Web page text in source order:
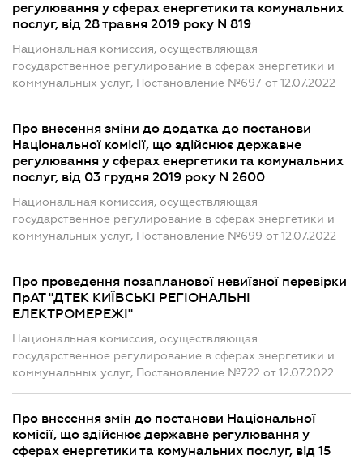
регулювання у сферах енергетики та комунальних
послуг, від 28 травня 2019 року N 819
Национальная комиссия, осуществляющая
государственное регулирование в сферах энергетики и
коммунальных услуг, Постановление №697 от 12.07.2022
Про внесення зміни до додатка до постанови
Національної комісії, що здійснює державне
регулювання у сферах енергетики та комунальних
послуг, від 03 грудня 2019 року N 2600
Национальная комиссия, осуществляющая
государственное регулирование в сферах энергетики и
коммунальных услуг, Постановление №699 от 12.07.2022
Про проведення позапланової невиїзної перевірки
ПрАТ "ДТЕК КИЇВСЬКІ РЕГІОНАЛЬНІ
ЕЛЕКТРОМЕРЕЖІ"
Национальная комиссия, осуществляющая
государственное регулирование в сферах энергетики и
коммунальных услуг, Постановление №722 от 12.07.2022
Про внесення змін до постанови Національної
комісії, що здійснює державне регулювання у
сферах енергетики та комунальних послуг, від 15